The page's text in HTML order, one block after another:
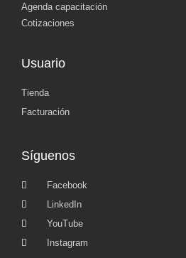
Agenda capacitación
Cotizaciones
Usuario
Tienda
Facturación
Síguenos
Facebook
LinkedIn
YouTube
Instagram